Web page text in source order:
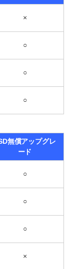
×
○
○
○
無償アップグレ
ード
○
○
○
×